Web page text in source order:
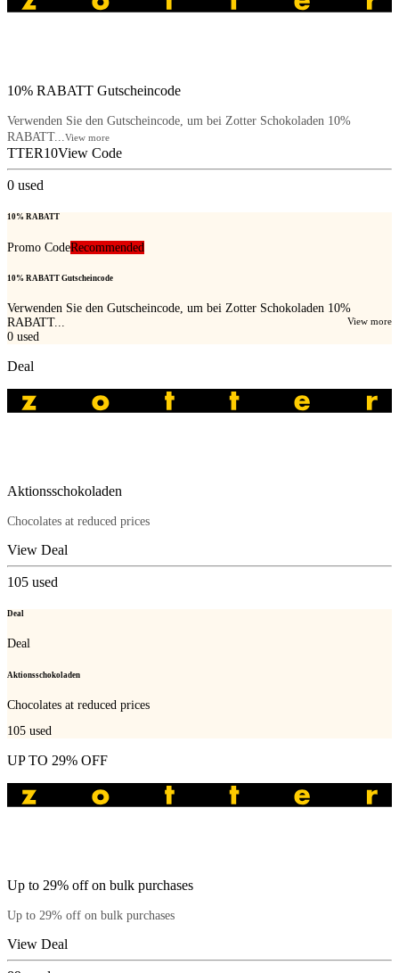
10% RABATT Gutscheincode
Verwenden Sie den Gutscheincode, um bei Zotter Schokoladen 10%
RABATT...View more
TTER10View Code
0 used
10% RABATT
Promo CodeRecommended
10% RABATT Gutscheincode
Verwenden Sie den Gutscheincode, um bei Zotter Schokoladen 10%
RABATT...
View more
0 used
Deal
Aktionsschokoladen
Chocolates at reduced prices
View Deal
105 used
Deal
Deal
Aktionsschokoladen
Chocolates at reduced prices
105 used
UP TO 29% OFF
Up to 29% off on bulk purchases
Up to 29% off on bulk purchases
View Deal